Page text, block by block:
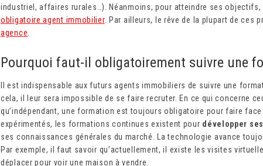
industriel, affaires rurales…). Néanmoins, pour atteindre ses
obligatoire agent immobilier. Par ailleurs, le rêve de la plupart de ces
agence
Pourquoi faut-il obligatoirement suivre une
Il est indispensable aux futurs agents immobiliers de suivre une
cela, il leur sera impossible de se faire recruter. En ce qui concerne
qu’indépendant, une formation est toujours obligatoire pour faire
expérimentés, les formations continues existent pour développer
ses connaissances générales du marché. La technologie avance
Par exemple, il faut savoir qu’actuellement, il existe les visites
déplacer pour voir une maison à vendre.